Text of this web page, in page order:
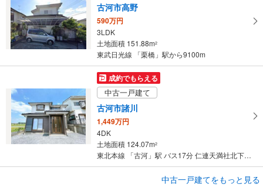
古河市高野
590万円
3LDK
土地面積 151.88m2
東武日光線 「栗橋」駅から9100m
成約でもらえる
中古一戸建て
古河市諸川
1,449万円
4DK
土地面積 124.07m2
東北本線 「古河」駅 バス17分 仁連天満社北下車 バス停下車 徒歩13分
中古一戸建てをもっと見る